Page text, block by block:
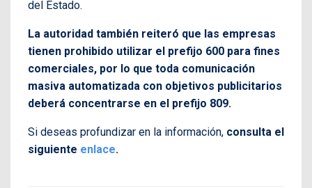
del Estado.
La autoridad también reiteró que las empresas
tienen prohibido utilizar el prefijo 600 para fines
comerciales, por lo que toda comunicación
masiva automatizada con objetivos publicitarios
deberá concentrarse en el prefijo 809.
Si deseas profundizar en la información, consulta el
siguiente enlace.